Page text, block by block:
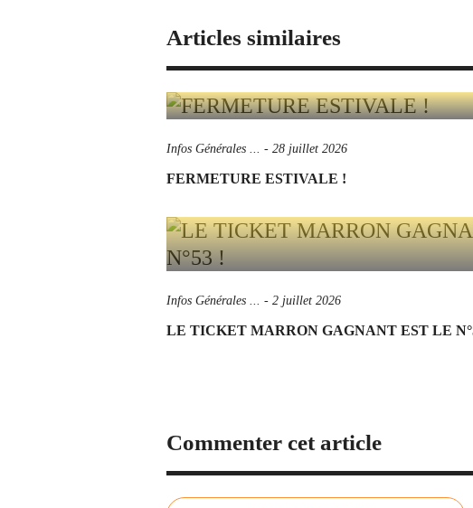
Articles similaires
Infos Générales ... - 28 juillet 2026
FERMETURE ESTIVALE !
Infos Générales ... - 2 juillet 2026
LE TICKET MARRON GAGNANT EST LE
Commenter cet article